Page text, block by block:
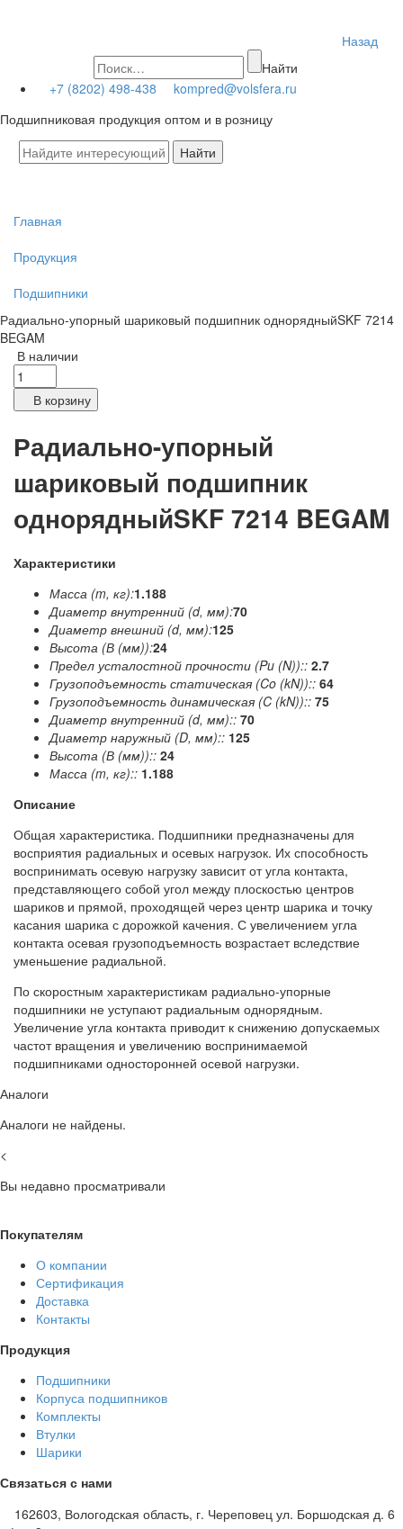
Назад
Найти
+7 (8202) 498-438
kompred@volsfera.ru
Подшипниковая продукция оптом и в розницу
Главная
Продукция
Подшипники
Радиально-упорный шариковый подшипник однорядныйSKF 7214
BEGAM
В наличии
В корзину
Радиально-упорный
шариковый подшипник
однорядныйSKF 7214 BEGAM
Характеристики
Масса (m, кг):1.188
Диаметр внутренний (d, мм):70
Диаметр внешний (d, мм):125
Высота (В (мм)):24
Предел усталостной прочности (Pu (N)):: 2.7
Грузоподъемность статическая (Co (kN)):: 64
Грузоподъемность динамическая (C (kN)):: 75
Диаметр внутренний (d, мм):: 70
Диаметр наружный (D, мм):: 125
Высота (В (мм)):: 24
Масса (m, кг):: 1.188
Описание
Общая характеристика. Подшипники предназначены для
восприятия радиальных и осевых нагрузок. Их способность
воспринимать осевую нагрузку зависит от угла контакта,
представляющего собой угол между плоскостью центров
шариков и прямой, проходящей через центр шарика и точку
касания шарика с дорожкой качения. С увеличением угла
контакта осевая грузоподъемность возрастает вследствие
уменьшение радиальной.
По скоростным характеристикам радиально-упорные
подшипники не уступают радиальным однорядным.
Увеличение угла контакта приводит к снижению допускаемых
частот вращения и увеличению воспринимаемой
подшипниками односторонней осевой нагрузки.
Аналоги
Аналоги не найдены.
<
Вы недавно просматривали
Покупателям
О компании
Сертификация
Доставка
Контакты
Продукция
Подшипники
Корпуса подшипников
Комплекты
Втулки
Шарики
Связаться с нами
162603, Вологодская область, г. Череповец ул. Боршодская д. 6